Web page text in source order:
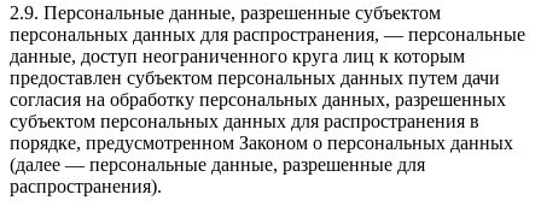
2.9. Персональные данные, разрешенные субъектом
персональных данных для распространения, — персональные
данные, доступ неограниченного круга лиц к которым
предоставлен субъектом персональных данных путем дачи
согласия на обработку персональных данных, разрешенных
субъектом персональных данных для распространения в
порядке, предусмотренном Законом о персональных данных
(далее — персональные данные, разрешенные для
распространения).